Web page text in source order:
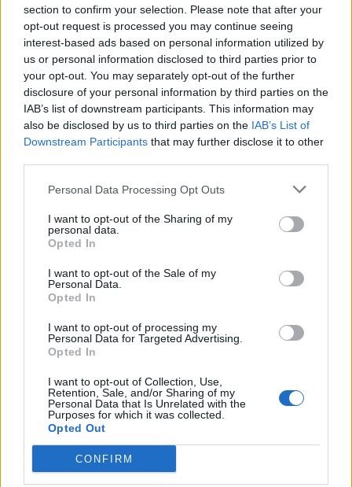
section to confirm your selection. Please note that after your
opt-out request is processed you may continue seeing
interest-based ads based on personal information utilized by
us or personal information disclosed to third parties prior to
your opt-out. You may separately opt-out of the further
disclosure of your personal information by third parties on the
IAB’s list of downstream participants. This information may
also be disclosed by us to third parties on the IAB’s List of
Downstream Participants that may further disclose it to other
Personal Data Processing Opt Outs
I want to opt-out of the Sharing of my
personal data.
Opted In
I want to opt-out of the Sale of my
Personal Data.
Opted In
I want to opt-out of processing my
Personal Data for Targeted Advertising.
Opted In
I want to opt-out of Collection, Use,
Retention, Sale, and/or Sharing of my
Personal Data that Is Unrelated with the
Purposes for which it was collected.
Opted Out
CONFIRM
Sportas
Rimas Kurtinaitis
paskelbė Lietuvos
rinktinės kandidatus:
sąraše - du klaipėdiečiai
Sportas
Į Palangą atkeliavo
žiemos paralimpinių
žaidynių paroda
NAUJI